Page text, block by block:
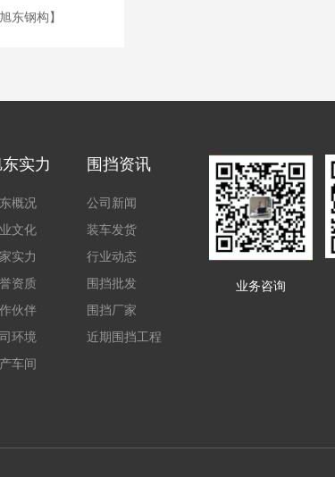
东钢构】
实力
概况
文化
实力
资质
伙伴
环境
车间
围挡资讯
公司新闻
装车发货
行业动态
围挡批发
围挡厂家
近期围挡工程
业务咨询